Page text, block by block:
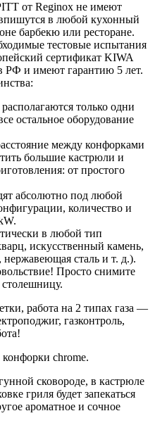
от Reginox не имеют
в любой кухонный
барбекю или ресторане.
тестовые испытания
сертификат KIWA
РФ и имеют гарантию 5 лет.
только одни
остальное оборудование
между конфорками
большие кастрюли и
от простого
абсолютно под любой
количество и
в любой тип
искусственный камень,
нержавеющая сталь и т. д.).
Просто снимите
работа на 2 типах газа —
газконтроль,
chrome.
сковороде, в кастрюле
гриля будет запекаться
ароматное и сочное